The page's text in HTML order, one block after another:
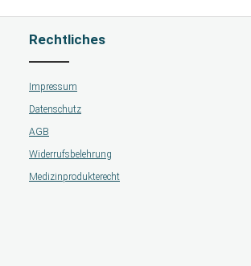
Rechtliches
Impressum
Datenschutz
AGB
Widerrufsbelehrung
Medizinprodukterecht